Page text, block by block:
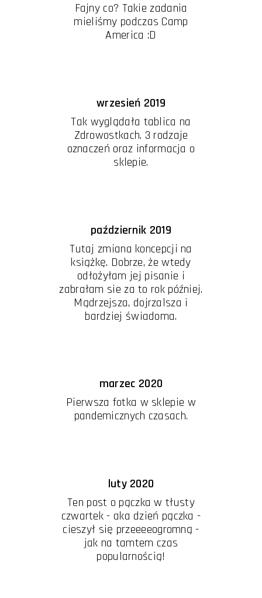
Fajny co? Takie zadania
mieliśmy podczas Camp
America :D
wrzesień 2019
Tak wyglądała tablica na
Zdrowostkach. 3 rodzaje
oznaczeń oraz informacja o
sklepie.
październik 2019
Tutaj zmiana koncepcji na
książkę. Dobrze, że wtedy
odłożyłam jej pisanie i
zabrałam sie za to rok później.
Mądrzejsza, dojrzalsza i
bardziej świadoma.
marzec 2020
Pierwsza fotka w sklepie w
pandemicznych czasach.
luty 2020
Ten post o pączka w tłusty
czwartek - aka dzień pączka -
cieszył się przeeeeogromną -
jak na tamtem czas
popularnością!